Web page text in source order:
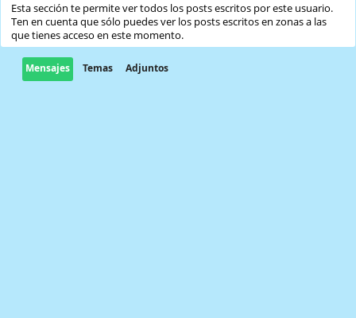
Esta sección te permite ver todos los posts escritos por este usuario.
Ten en cuenta que sólo puedes ver los posts escritos en zonas a las
que tienes acceso en este momento.
Mensajes Temas Adjuntos